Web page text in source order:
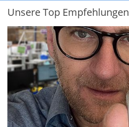
Unsere Top Empfehlungen